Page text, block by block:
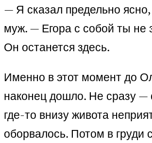
— Я сказал предельно
муж. — Егора с собой ты не
Он останется здесь.
Именно в этот момент до
наконец дошло. Не сразу —
где-то внизу живота
оборвалось. Потом в груди